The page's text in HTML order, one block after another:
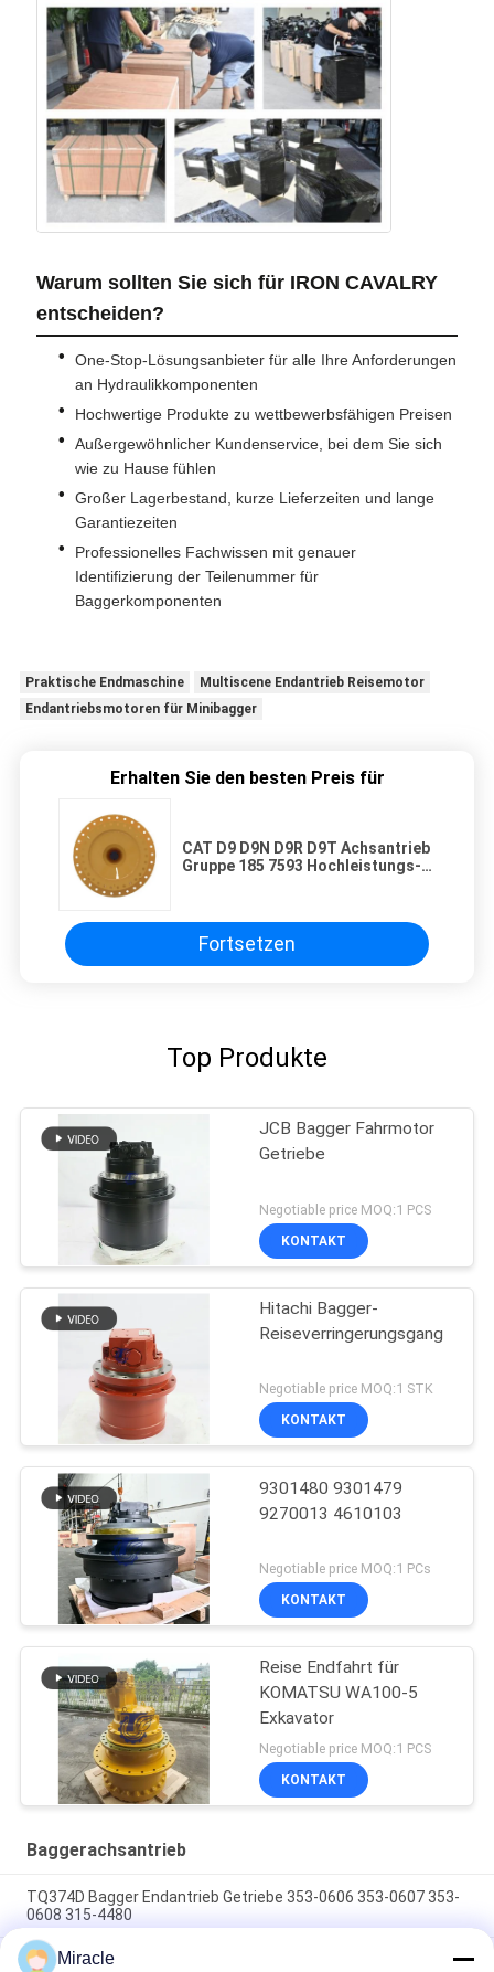
Warum sollten Sie sich für IRON CAVALRY
entscheiden?
One-Stop-Lösungsanbieter für alle Ihre Anforderungen
an Hydraulikkomponenten
Hochwertige Produkte zu wettbewerbsfähigen Preisen
Außergewöhnlicher Kundenservice, bei dem Sie sich
wie zu Hause fühlen
Großer Lagerbestand, kurze Lieferzeiten und lange
Garantiezeiten
Professionelles Fachwissen mit genauer
Identifizierung der Teilenummer für
Baggerkomponenten
Praktische Endmaschine
Multiscene Endantrieb Reisemotor
Endantriebsmotoren für Minibagger
Erhalten Sie den besten Preis für
CAT D9 D9N D9R D9T Achsantrieb
Gruppe 185 7593 Hochleistungs-
Fortsetzen
Top Produkte
JCB Bagger Fahrmotor
Getriebe
Negotiable price MOQ:1 PCS
KONTAKT
Hitachi Bagger-
Reiseverringerungsgang
Negotiable price MOQ:1 STK
KONTAKT
9301480 9301479
9270013 4610103
Negotiable price MOQ:1 PCs
KONTAKT
Reise Endfahrt für
KOMATSU WA100-5
Exkavator
Negotiable price MOQ:1 PCS
KONTAKT
Baggerachsantrieb
TQ374D Bagger Endantrieb Getriebe 353-0606 353-0607 353-
0608 315-4480
353-0528 333-3036 Bagger Endantrieb Motor Hydraulisch
Miracle